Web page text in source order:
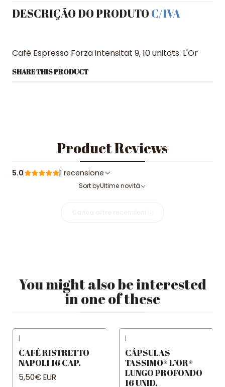
DESCRIÇÃO DO PRODUTOC/IVA
Cafè Espresso Forza intensitat 9, 10 unitats. L'Or
SHARE THIS PRODUCT
Product Reviews
5.0 1 recensione
Sort byUltime novità
You might also be interested
in one of these
|
CAFÉ RISTRETTO
NAPOLI 16 CAP.
5,50€ EUR
|
CÁPSULAS
TASSIMO® L’OR®
LUNGO PROFONDO
16 UNID.